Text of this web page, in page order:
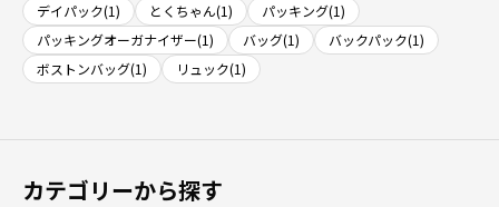
デイパック(1)
とくちゃん(1)
パッキング(1)
パッキングオーガナイザー(1)
バッグ(1)
バックパック(1)
ボストンバッグ(1)
リュック(1)
カテゴリーから探す